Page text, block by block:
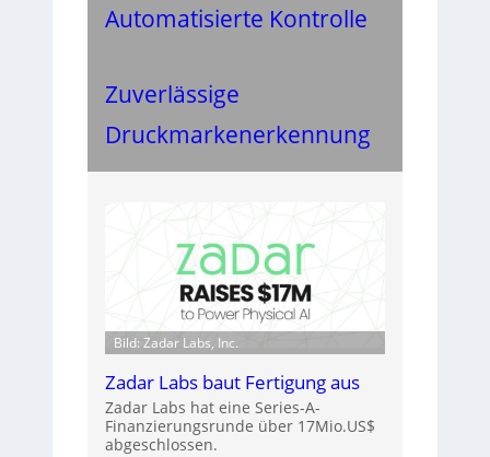
Automatisierte Kontrolle
Zuverlässige
Druckmarkenerkennung
Bild: Zadar Labs, Inc.
Zadar Labs baut Fertigung aus
Zadar Labs hat eine Series-A-
Finanzierungsrunde über 17Mio.US$
abgeschlossen.